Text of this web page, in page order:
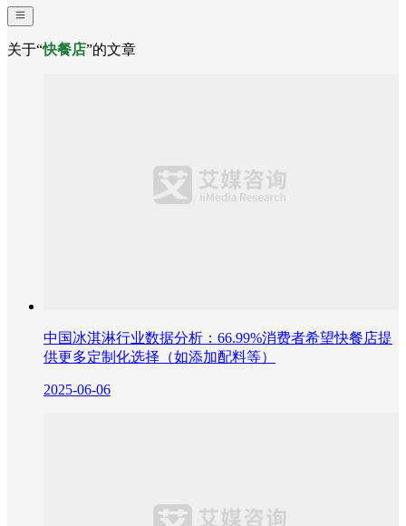
关于“快餐店”的文章
中国冰淇淋行业数据分析：66.99%消费者希望快餐店提
供更多定制化选择（如添加配料等）​
2025-06-06